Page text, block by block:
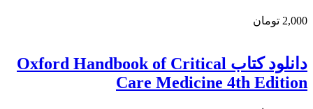
2,000 تومان
دانلود کتاب Oxford Handbook of Critical
Care Medicine 4th Edition